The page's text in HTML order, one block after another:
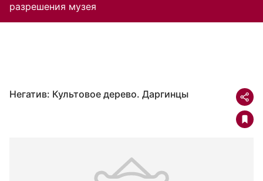
разрешения музея
Негатив: Культовое дерево. Даргинцы